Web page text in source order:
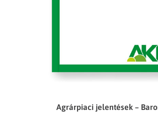
Agrárpiaci jelentések –